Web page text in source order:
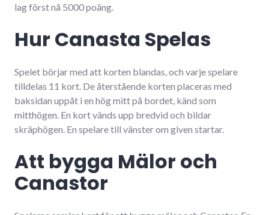
lag först nå 5000 poäng.
Hur Canasta Spelas
Spelet börjar med att korten blandas, och varje spelare
tilldelas 11 kort. De återstående korten placeras med
baksidan uppåt i en hög mitt på bordet, känd som
mitthögen. En kort vänds upp bredvid och bildar
skräphögen. En spelare till vänster om given startar.
Att bygga Mälor och
Canastor